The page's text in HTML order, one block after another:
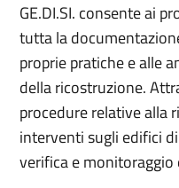
GE.DI.SI. consente ai
tutta la
proprie pratiche e alle
della ricostruzione.
procedure relative alla
interventi sugli edifici
verifica e monitoraggio